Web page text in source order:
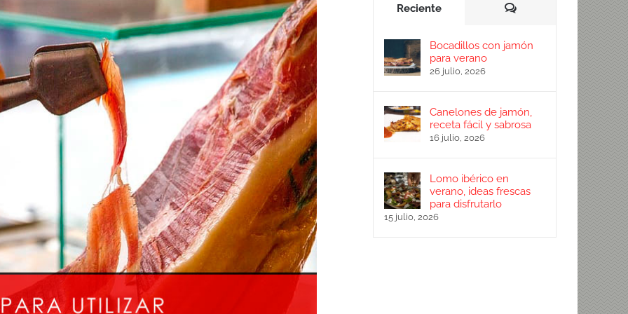
Reciente Comentarios
Bocadillos con jamón
para verano
26 julio, 2026
Canelones de jamón,
receta fácil y sabrosa
16 julio, 2026
Lomo ibérico en
verano, ideas frescas
para disfrutarlo
15 julio, 2026